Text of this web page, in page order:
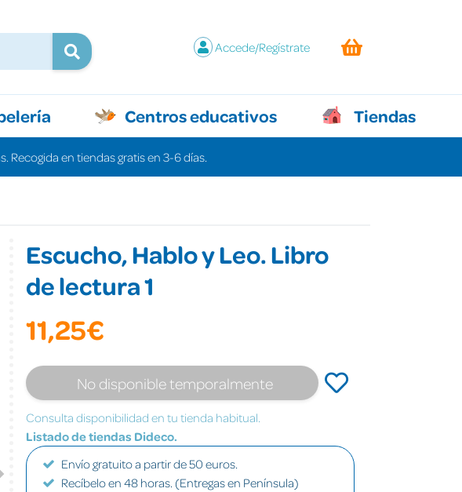
Accede/Regístrate
Centros educativos Tiendas
Recogida en tiendas gratis en 3-6 días.
Escucho, Hablo y Leo. Libro
de lectura 1
11,25€
No disponible temporalmente
Consulta disponibilidad en tu tienda habitual.
Listado de tiendas Dideco.
Envío gratuito a partir de 50 euros.
Recíbelo en 48 horas. (Entregas en Península)